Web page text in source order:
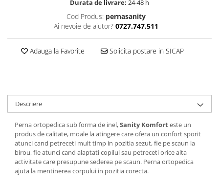
Durata de livrare: 24-48 h
Cod Produs: pernasanity
Ai nevoie de ajutor? 0727.747.511
Adauga la Favorite Solicita postare in SICAP
Descriere
Perna ortopedica sub forma de inel,Sanity Komforteste un
produs de calitate, moale la atingere care ofera un confort sporit
atunci cand petreceti mult timp in pozitia sezut, fie pe scaun la
birou, fie atunci cand alaptati copilul sau petreceti orice alta
activitate care presupune sederea pe scaun. Perna ortopedica
ajuta la mentinerea corpului in pozitia corecta.